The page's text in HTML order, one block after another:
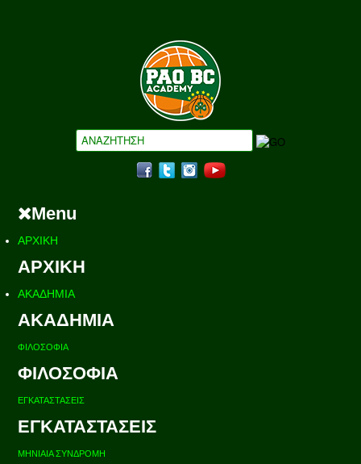
Menu
ΑΡΧΙΚΗ
ΑΡΧΙΚΗ
ΑΚΑΔΗΜΙΑ
ΑΚΑΔΗΜΙΑ
ΦΙΛΟΣΟΦΙΑ
ΦΙΛΟΣΟΦΙΑ
ΕΓΚΑΤΑΣΤΑΣΕΙΣ
ΕΓΚΑΤΑΣΤΑΣΕΙΣ
ΜΗΝΙΑΙΑ ΣΥΝΔΡΟΜΗ